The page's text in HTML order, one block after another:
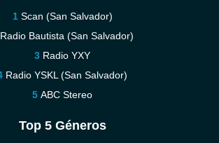
Scan (San Salvador)
Radio Bautista (San Salvador)
Radio YXY
Radio YSKL (San Salvador)
ABC Stereo
Top 5 Géneros